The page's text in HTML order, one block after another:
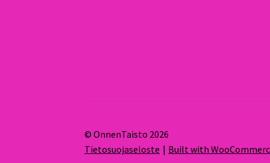
© OnnenTaisto 2026
Tietosuojaseloste
Built with